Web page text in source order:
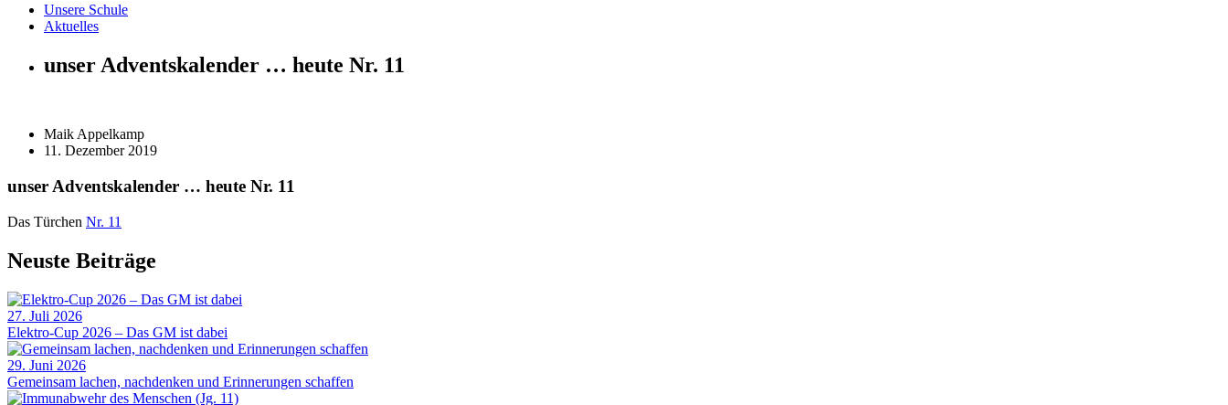
Unsere Schule
Aktuelles
unser Adventskalender … heute Nr. 11
Maik Appelkamp
11. Dezember 2019
unser Adventskalender … heute Nr. 11
Das Türchen Nr. 11
Neuste Beiträge
27. Juli 2026
Elektro-Cup 2026 – Das GM ist dabei
29. Juni 2026
Gemeinsam lachen, nachdenken und Erinnerungen schaffen